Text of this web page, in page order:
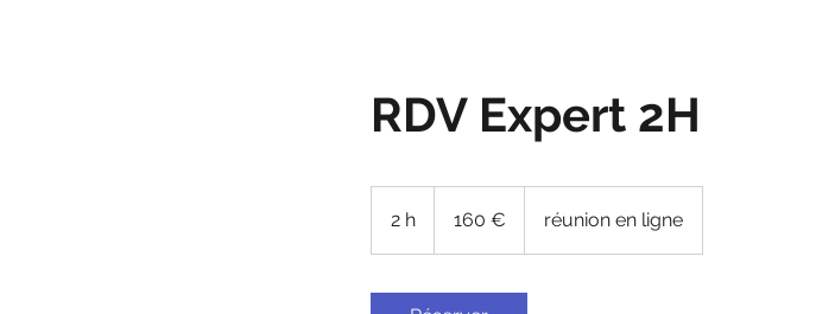
RDV Expert 2H
2 h
h
160 € réunion en ligne